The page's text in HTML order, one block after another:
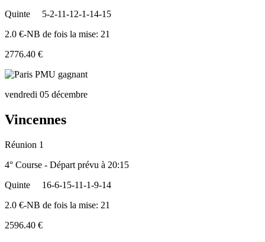
Quinte
5-2-11-12-1-14-15
2.0 €-NB de fois la mise: 21
2776.40 €
vendredi 05 décembre
Vincennes
Réunion 1
4° Course - Départ prévu à 20:15
Quinte
16-6-15-11-1-9-14
2.0 €-NB de fois la mise: 21
2596.40 €